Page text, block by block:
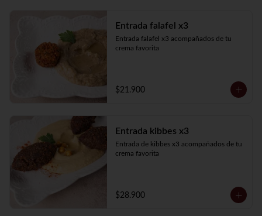
Entrada falafel x3
Entrada falafel x3 acompañados de tu
crema favorita
$21.900
Entrada kibbes x3
Entrada de kibbes x3 acompañados de tu
crema favorita
$28.900